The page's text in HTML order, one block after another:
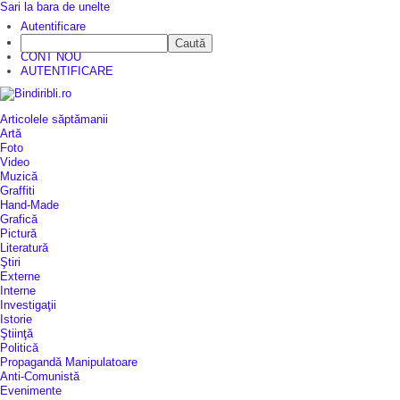
CONT NOU
AUTENTIFICARE
Articolele săptămanii
Artă
Foto
Video
Muzică
Graffiti
Hand-Made
Grafică
Pictură
Literatură
Ştiri
Externe
Interne
Investigaţii
Istorie
Ştiinţă
Politică
Propagandă Manipulatoare
Anti-Comunistă
Evenimente
Sari la bara de unelte
Autentificare
Caută